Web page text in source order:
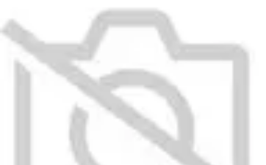
Installation
MaintenanceInnovations en irrigation
Réglages
Entretien et Maintenance
Système Irrigation